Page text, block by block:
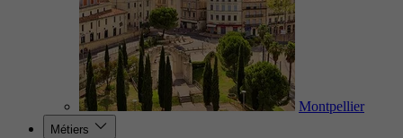
Montpellier
Métiers